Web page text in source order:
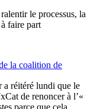
le processus, la
faire part
la coalition de
a réitéré lundi que le
de renoncer à l’«
parce que cela